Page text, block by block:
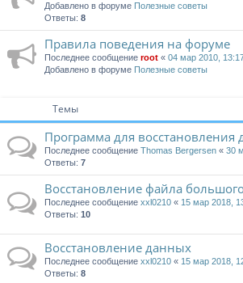
Добавлено в форуме Полезные советы
Ответы: 8
Правила поведения на форуме
Последнее сообщение root « 04 мар 2010,
Добавлено в форуме Полезные советы
Темы
Программа для восстановления
Последнее сообщение Thomas Bergersen « 30
Ответы: 7
Восстановление файла
Последнее сообщение xxl0210 « 15 мар 2018,
Ответы: 10
Восстановление данных
Последнее сообщение xxl0210 « 15 мар 2018,
Ответы: 8